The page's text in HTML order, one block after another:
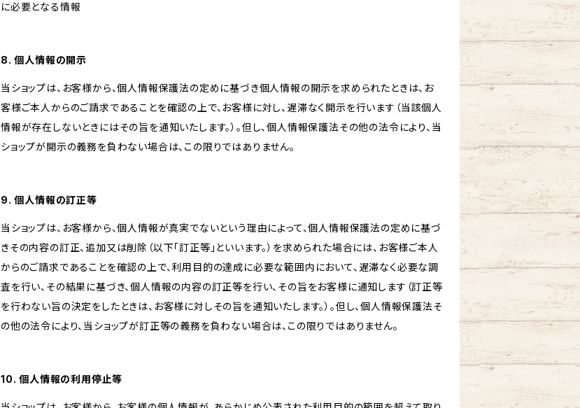
に必要となる情報
8. 個人情報の開示
当ショップは、お客様から、個人情報保護法の定めに基づき個人情報の開示を求められたときは、お
客様ご本人からのご請求であることを確認の上で、お客様に対し、遅滞なく開示を行います（当該個人
情報が存在しないときにはその旨を通知いたします。）。但し、個人情報保護法その他の法令により、当
ショップが開示の義務を負わない場合は、この限りではありません。
9. 個人情報の訂正等
当ショップは、お客様から、個人情報が真実でないという理由によって、個人情報保護法の定めに基づ
きその内容の訂正、追加又は削除（以下「訂正等」といいます。）を求められた場合には、お客様ご本人
からのご請求であることを確認の上で、利用目的の達成に必要な範囲内において、遅滞なく必要な調
査を行い、その結果に基づき、個人情報の内容の訂正等を行い、その旨をお客様に通知します（訂正等
を行わない旨の決定をしたときは、お客様に対しその旨を通知いたします。）。但し、個人情報保護法そ
の他の法令により、当ショップが訂正等の義務を負わない場合は、この限りではありません。
10. 個人情報の利用停止等